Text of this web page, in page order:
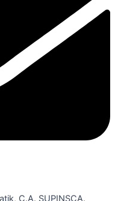
C.A. SUPINSCA.